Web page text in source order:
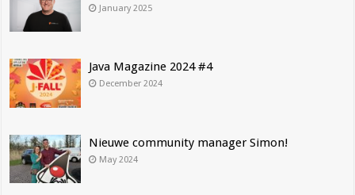
January 2025
Java Magazine 2024 #4
December 2024
Nieuwe community manager Simon!
May 2024